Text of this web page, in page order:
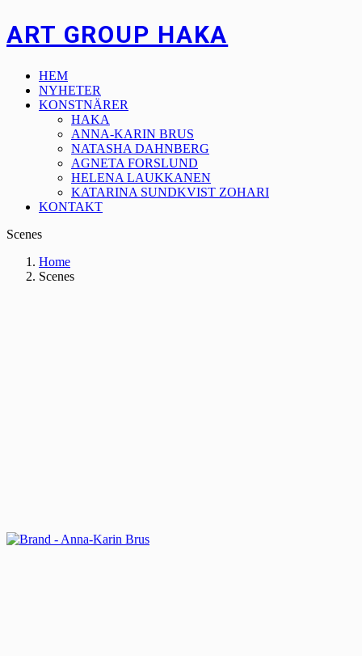
ART GROUP HAKA
HEM
NYHETER
KONSTNÄRER
HAKA
ANNA-KARIN BRUS
NATASHA DAHNBERG
AGNETA FORSLUND
HELENA LAUKKANEN
KATARINA SUNDKVIST ZOHARI
KONTAKT
Scenes
Home
Scenes